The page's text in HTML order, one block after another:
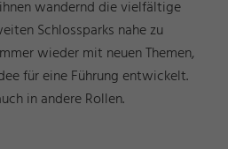
wandernd die vielfältige
Schlossparks nahe zu
wieder mit neuen Themen,
für eine Führung entwickelt.
in andere Rollen.